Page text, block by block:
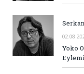
Serkan
Yoko